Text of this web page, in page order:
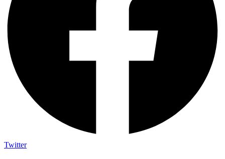
Twitter